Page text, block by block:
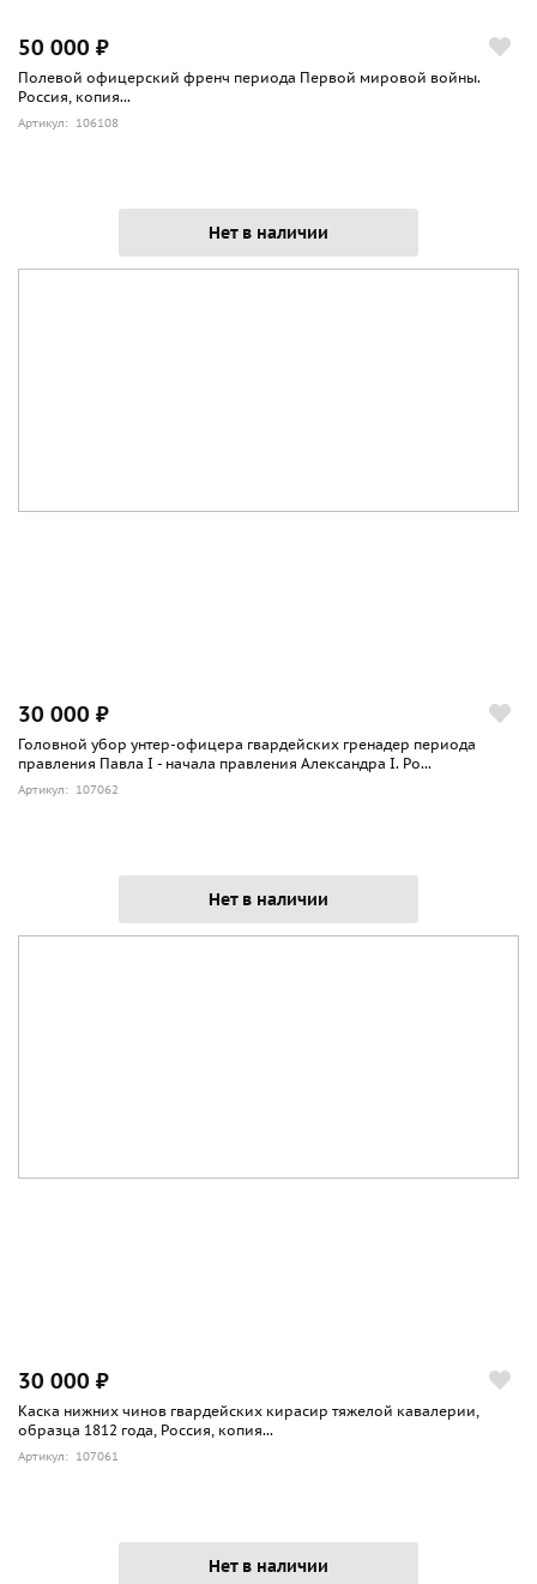
50 000 ₽
Полевой офицерский френч периода Первой мировой войны.
Россия, копия...
Артикул: 106108
Нет в наличии
30 000 ₽
Головной убор унтер-офицера гвардейских гренадер периода
правления Павла I - начала правления Александра I. Ро...
Артикул: 107062
Нет в наличии
30 000 ₽
Каска нижних чинов гвардейских кирасир тяжелой кавалерии,
образца 1812 года, Россия, копия...
Артикул: 107061
Нет в наличии